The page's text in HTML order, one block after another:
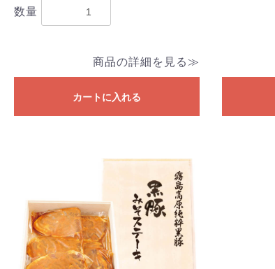
数量
商品の詳細を見る≫
カートに入れる